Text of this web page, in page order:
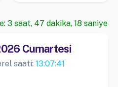
3 saat, 47 dakika, 18 saniye
Cumartesi
saati: 13:07:41